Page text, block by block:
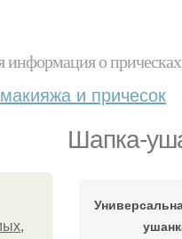
информация о
и причесок
Шапка-